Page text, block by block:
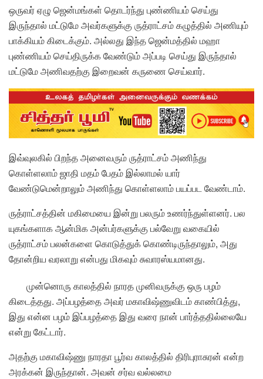
ஒருவர் ஏழு ஜென்மங்கள் தொடர்ந்து புண்ணியம் செய்து
இருந்தால் மட்டுமே அவர்களுக்கு ருத்ராட்சம் கழுத்தில் அணியும்
பாக்கியம் கிடைக்கும். அல்லது இந்த ஜென்மத்தில் மஹா
புண்ணியம் செய்திருக்க வேண்டும் அப்படி செய்து இருந்தால்
மட்டுமே அணிவதற்கு இறைவன் கருணை செய்வார்.
இவ்வுலகில் பிறந்த அனைவரும் ருத்ராட்சம் அணிந்து
கொள்ளலாம் ஜாதி மதம் பேதம் இல்லாமல் யார்
வேண்டுமென்றாலும் அணிந்து கொள்ளலாம் பயப்பட வேண்டாம்.
ருத்ராட்சத்தின் மகிமையை இன்று பலரும் உணர்ந்துள்ளனர். பல
யுகங்களாக ஆன்மிக அன்பர்களுக்கு பல்வேறு வகையில்
ருத்ராட்சம் பலன்களை கொடுத்துக் கொண்டிருந்தாலும், அது
தோன்றிய வரலாறு என்பது மிகவும் சுவாரஸ்யமானது.
முன்னொரு காலத்தில் நாரத முனிவருக்கு ஒரு பழம்
கிடைத்தது. அப்பழத்தை அவர் மகாவிஷ்ணுவிடம் காண்பித்து,
இது என்ன பழம் இப்பழத்தை இது வரை நான் பார்த்ததில்லையே
என்று கேட்டார்.
அதற்கு மகாவிஷ்ணு நாரதா பூர்வ காலத்தில் திரிபுராசுரன் என்ற
அரக்கன் இருந்தான். அவன் சர்வ வல்லமை